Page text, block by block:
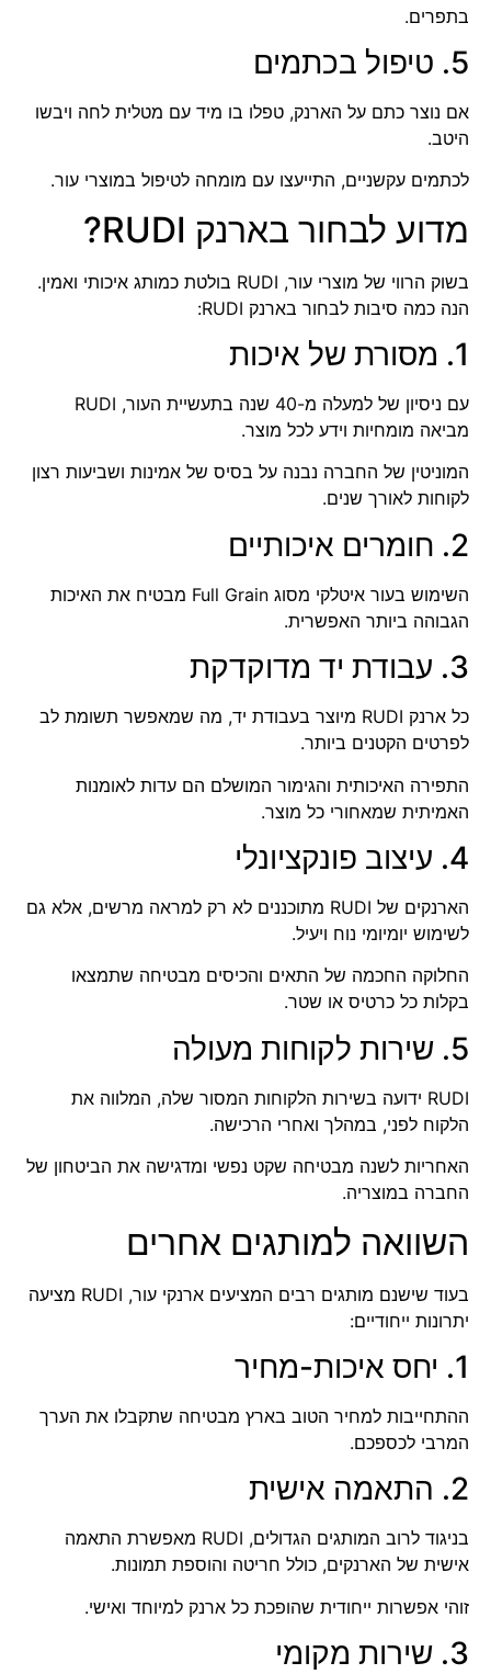
בתפרים.
5. טיפול בכתמים
אם נוצר כתם על הארנק, טפלו בו מיד עם מטלית לחה ויבשו
היטב.
לכתמים עקשניים, התייעצו עם מומחה לטיפול במוצרי עור.
מדוע לבחור בארנק RUDI?
בשוק הרווי של מוצרי עור, RUDI בולטת כמותג איכותי ואמין.
הנה כמה סיבות לבחור בארנק RUDI:
1. מסורת של איכות
עם ניסיון של למעלה מ-40 שנה בתעשיית העור, RUDI
מביאה מומחיות וידע לכל מוצר.
המוניטין של החברה נבנה על בסיס של אמינות ושביעות רצון
לקוחות לאורך שנים.
2. חומרים איכותיים
השימוש בעור איטלקי מסוג Full Grain מבטיח את האיכות
הגבוהה ביותר האפשרית.
3. עבודת יד מדוקדקת
כל ארנק RUDI מיוצר בעבודת יד, מה שמאפשר תשומת לב
לפרטים הקטנים ביותר.
התפירה האיכותית והגימור המושלם הם עדות לאומנות
האמיתית שמאחורי כל מוצר.
4. עיצוב פונקציונלי
הארנקים של RUDI מתוכננים לא רק למראה מרשים, אלא גם
לשימוש יומיומי נוח ויעיל.
החלוקה החכמה של התאים והכיסים מבטיחה שתמצאו
בקלות כל כרטיס או שטר.
5. שירות לקוחות מעולה
RUDI ידועה בשירות הלקוחות המסור שלה, המלווה את
הלקוח לפני, במהלך ואחרי הרכישה.
האחריות לשנה מבטיחה שקט נפשי ומדגישה את הביטחון של
החברה במוצריה.
השוואה למותגים אחרים
בעוד שישנם מותגים רבים המציעים ארנקי עור, RUDI מציעה
יתרונות ייחודיים:
1. יחס איכות-מחיר
ההתחייבות למחיר הטוב בארץ מבטיחה שתקבלו את הערך
המרבי לכספכם.
2. התאמה אישית
בניגוד לרוב המותגים הגדולים, RUDI מאפשרת התאמה
אישית של הארנקים, כולל חריטה והוספת תמונות.
זוהי אפשרות ייחודית שהופכת כל ארנק למיוחד ואישי.
3. שירות מקומי